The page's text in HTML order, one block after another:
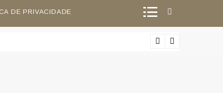
DE PRIVACIDADE